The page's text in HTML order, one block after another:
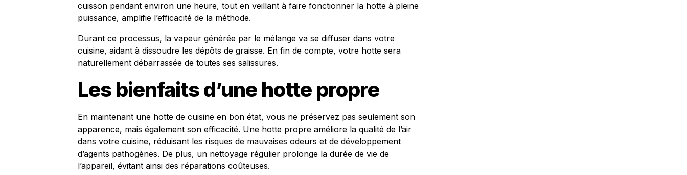
cuisson pendant environ une heure, tout en veillant à faire fonctionner la hotte à pleine
puissance, amplifie l’efficacité de la méthode.
Durant ce processus, la vapeur générée par le mélange va se diffuser dans votre
cuisine, aidant à dissoudre les dépôts de graisse. En fin de compte, votre hotte sera
naturellement débarrassée de toutes ses salissures.
Les bienfaits d’une hotte propre
En maintenant une hotte de cuisine en bon état, vous ne préservez pas seulement son
apparence, mais également son efficacité. Une hotte propre améliore la qualité de l’air
dans votre cuisine, réduisant les risques de mauvaises odeurs et de développement
d’agents pathogènes. De plus, un nettoyage régulier prolonge la durée de vie de
l’appareil, évitant ainsi des réparations coûteuses.